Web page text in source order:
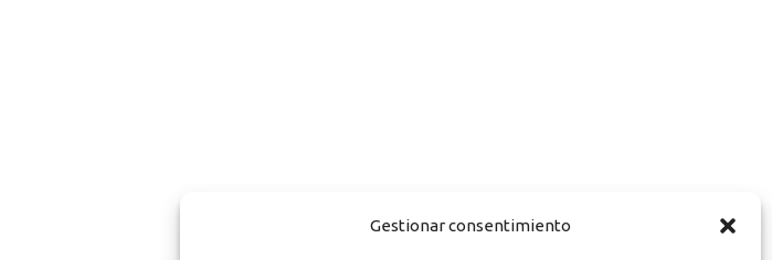
Gestionar consentimiento